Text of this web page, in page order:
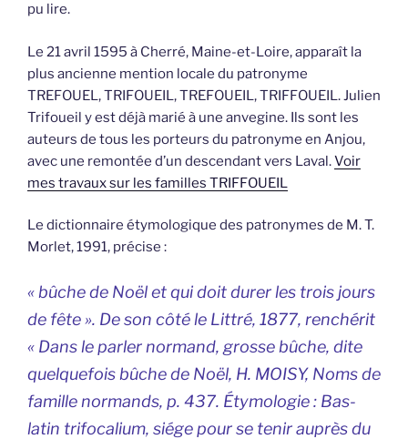
pu lire.
Le 21 avril 1595 à Cherré, Maine-et-Loire, apparaît la
plus ancienne mention locale du patronyme
TREFOUEL, TRIFOUEIL, TREFOUEIL, TRIFFOUEIL. Julien
Trifoueil y est déjà marié à une anvegine. Ils sont les
auteurs de tous les porteurs du patronyme en Anjou,
avec une remontée d’un descendant vers Laval.Voir
mes travaux sur les familles TRIFFOUEIL
Le dictionnaire étymologique des patronymes de M. T.
Morlet, 1991, précise :
« bûche de Noël et qui doit durer les trois jours
de fête ». De son côté le Littré, 1877, renchérit
« Dans le parler normand, grosse bûche, dite
quelquefois bûche de Noël, H. MOISY, Noms de
famille normands, p. 437. Étymologie : Bas-
latin trifocalium, siége pour se tenir auprès du